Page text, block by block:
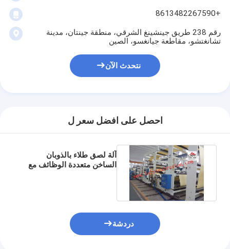
آلة طلاء الورق
آلة الترقق مزدوجة الوجهين
تذوب آلة النسيج المنفوخ
+8613482267590
رقم 238 طريق جينشينغ الشرقي، منطقة جينتان، مدينة
تشانغتشو، مقاطعة جيانغسو، الصين
نتحدث الآن
احصل على افضل سعر ل
آلة لصق طلاء بالذوبان
الساخن متعددة الوظائف مع
دردشة